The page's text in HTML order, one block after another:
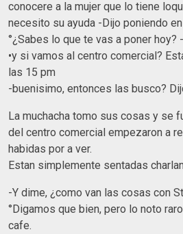
conocere a la mujer que lo tiene
necesito su ayuda -Dijo poniendo
°¿Sabes lo que te vas a poner hoy?
•y si vamos al centro comercial?
las 15 pm
-buenisimo, entonces las busco?
La muchacha tomo sus cosas y se
del centro comercial empezaron a
habidas por a ver.
Estan simplemente sentadas
-Y dime, ¿como van las cosas con
°Digamos que bien, pero lo noto
cafe.